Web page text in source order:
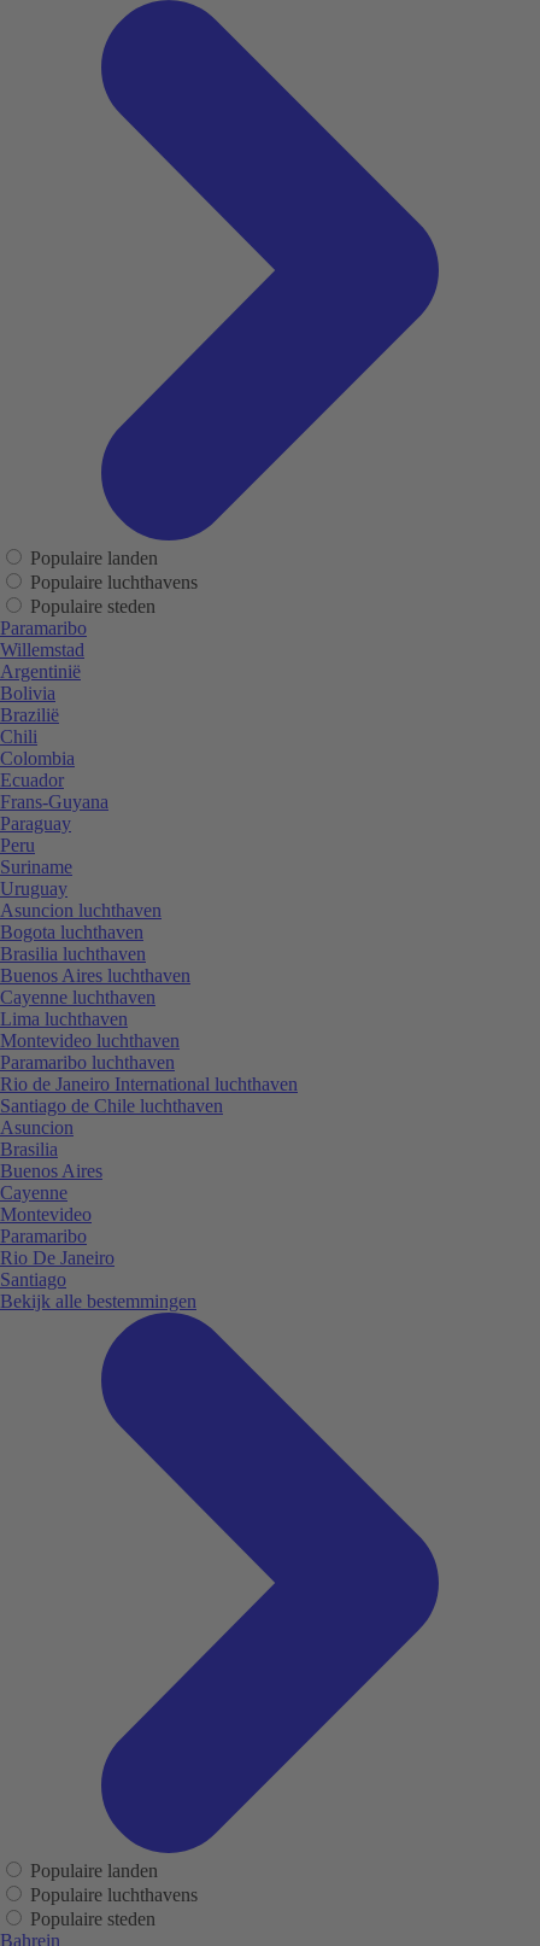
Populaire landen
Populaire luchthavens
Populaire steden
Paramaribo
Willemstad
Argentinië
Bolivia
Brazilië
Chili
Colombia
Ecuador
Frans-Guyana
Paraguay
Peru
Suriname
Uruguay
Asuncion luchthaven
Bogota luchthaven
Brasilia luchthaven
Buenos Aires luchthaven
Cayenne luchthaven
Lima luchthaven
Montevideo luchthaven
Paramaribo luchthaven
Rio de Janeiro International luchthaven
Santiago de Chile luchthaven
Asuncion
Brasilia
Buenos Aires
Cayenne
Montevideo
Paramaribo
Rio De Janeiro
Santiago
Bekijk alle bestemmingen
Populaire landen
Populaire luchthavens
Populaire steden
Bahrein